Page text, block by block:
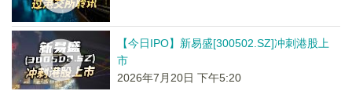
【今日IPO】新易盛[300502.SZ]冲刺港股上
市
2026年7月20日 下午5:20